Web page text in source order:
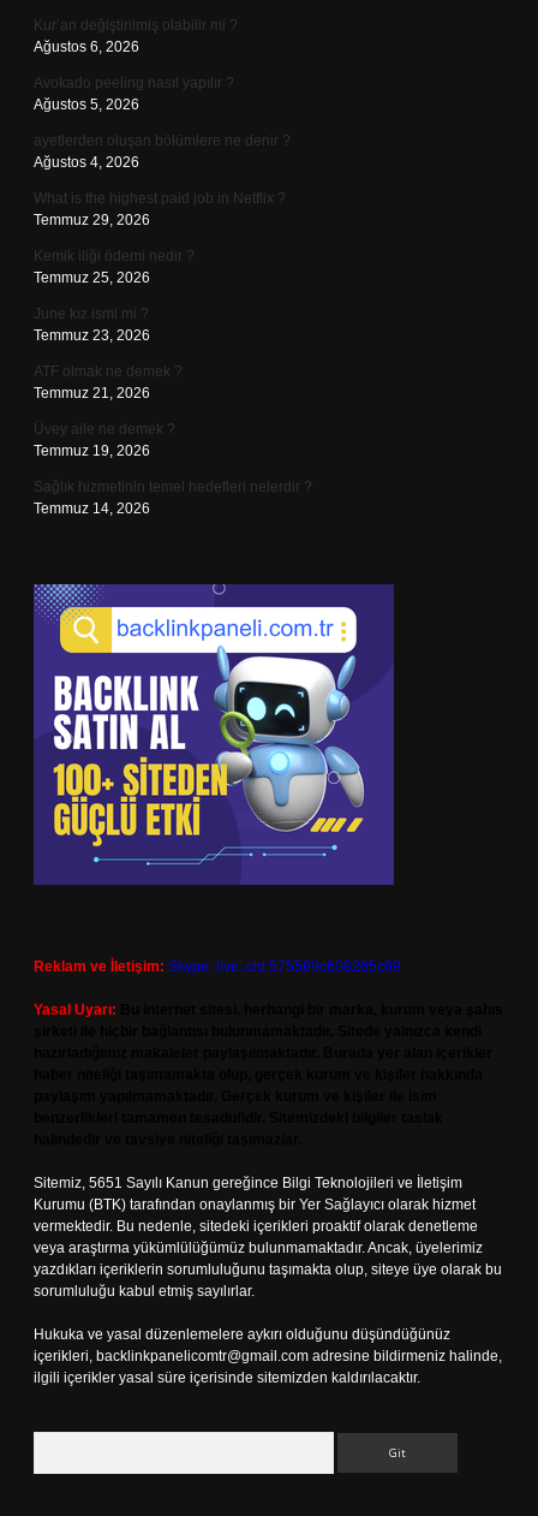
Kur’an değiştirilmiş olabilir mi ?
Ağustos 6, 2026
Avokado peeling nasıl yapılır ?
Ağustos 5, 2026
ayetlerden oluşan bölümlere ne denir ?
Ağustos 4, 2026
What is the highest paid job in Netflix ?
Temmuz 29, 2026
Kemik iliği ödemi nedir ?
Temmuz 25, 2026
June kız ismi mi ?
Temmuz 23, 2026
ATF olmak ne demek ?
Temmuz 21, 2026
Üvey aile ne demek ?
Temmuz 19, 2026
Sağlık hizmetinin temel hedefleri nelerdir ?
Temmuz 14, 2026
Reklam ve İletişim: Skype: live:.cid.575569c608265c69
Yasal Uyarı:
Sitemiz, 5651 Sayılı Kanun gereğince Bilgi Teknolojileri ve İletişim
Kurumu (BTK) tarafından onaylanmış bir Yer Sağlayıcı olarak hizmet
vermektedir. Bu nedenle, sitedeki içerikleri proaktif olarak denetleme
veya araştırma yükümlülüğümüz bulunmamaktadır. Ancak, üyelerimiz
yazdıkları içeriklerin sorumluluğunu taşımakta olup, siteye üye olarak bu
sorumluluğu kabul etmiş sayılırlar.
Hukuka ve yasal düzenlemelere aykırı olduğunu düşündüğünüz
içerikleri, backlinkpanelicomtr@gmail.com adresine bildirmeniz halinde,
ilgili içerikler yasal süre içerisinde sitemizden kaldırılacaktır.